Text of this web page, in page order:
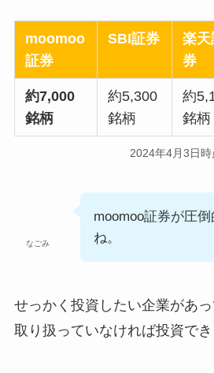
moomoo
証券
SBI証券
楽天
券
約7,000
銘柄
約5,300
銘柄
約
銘柄
2024年4月3日時
なごみ
moomoo証券が圧
ね。
せっかく投資したい企業があ
取り扱っていなければ投資でき